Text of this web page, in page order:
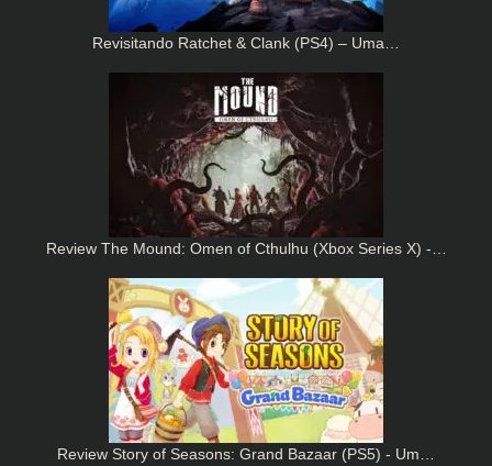
Revisitando Ratchet & Clank (PS4) – Uma…
Review The Mound: Omen of Cthulhu (Xbox Series X) -…
Review Story of Seasons: Grand Bazaar (PS5) - Um…